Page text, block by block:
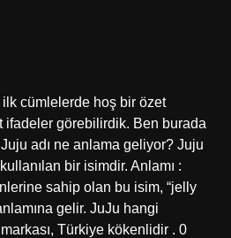
cümlelerde hoş bir özet
ifadeler görebilirdik. Ben burada
adı ne anlama geliyor? Juju
bir isimdir. Anlamı :
sahip olan bu isim, “jelly
gelir. JuJu hangi
Türkiye kökenlidir . 0